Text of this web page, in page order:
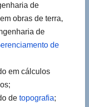
de
obras de terra,
de
de
em cálculos
de topografia;